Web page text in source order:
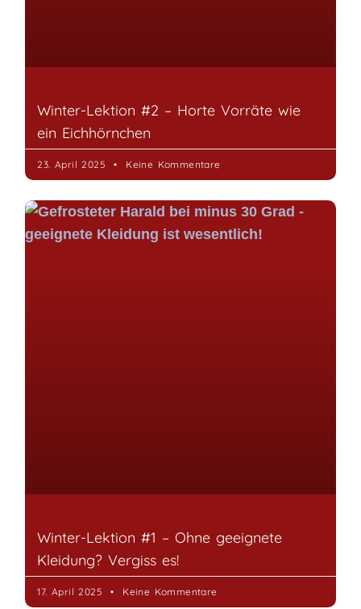
Winter-Lektion #2 – Horte Vorräte wie
ein Eichhörnchen
23. April 2025 Keine Kommentare
Winter-Lektion #1 – Ohne geeignete
Kleidung? Vergiss es!
17. April 2025 Keine Kommentare